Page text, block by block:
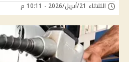
الثلاثاء 21/أبريل/2026 - 10:11 م